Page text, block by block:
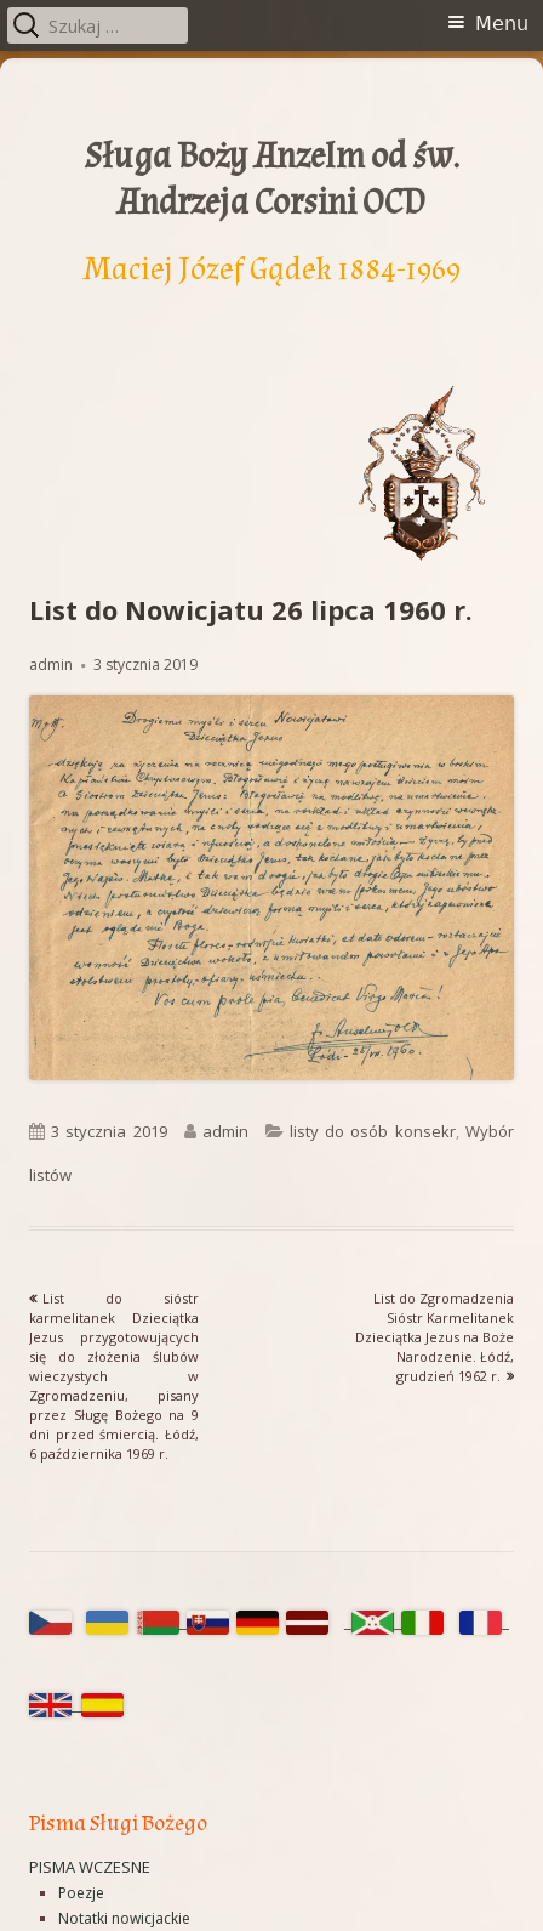
Przeskocz
Sługa Boży Anzelm od św.
Andrzeja Corsini OCD
Maciej Józef Gądek 1884-1969
Menu
główne
Menu
Szukaj:
List do Nowicjatu 26 lipca 1960 r.
Autor
admin Opublikowano
3 stycznia 2019
Opublikowano
3 stycznia 2019 Autor
admin Kategorie
listy do osób konsekr,Wybór
listów
Nawigacja
wpisu
Poprzedni
artykół
List do sióstr
karmelitanek Dzieciątka
Jezus przygotowujących
się do złożenia ślubów
wieczystych w
Zgromadzeniu, pisany
przez Sługę Bożego na 9
dni przed śmiercią. Łódź,
6 października 1969 r.
Następny
artykół:
List do Zgromadzenia
Sióstr Karmelitanek
Dzieciątka Jezus na Boże
Narodzenie. Łódź,
grudzień 1962 r.
Główny
boczny
Pisma Sługi Bożego
PISMA WCZESNE
Poezje
Notatki nowicjackie